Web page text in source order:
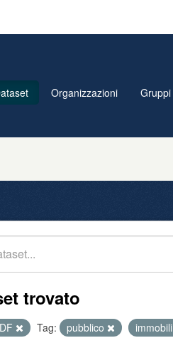
Organizzazioni Gruppi
trovato
Tag: pubblico immobili